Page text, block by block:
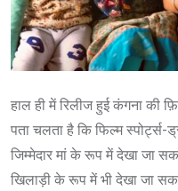
हाल ही में रिलीज हुई कंगना की
पता चलता है कि फिल्म
जिम्मेदार मां के रूप में देखा जा
खिलाड़ी के रूप में भी देखा जा